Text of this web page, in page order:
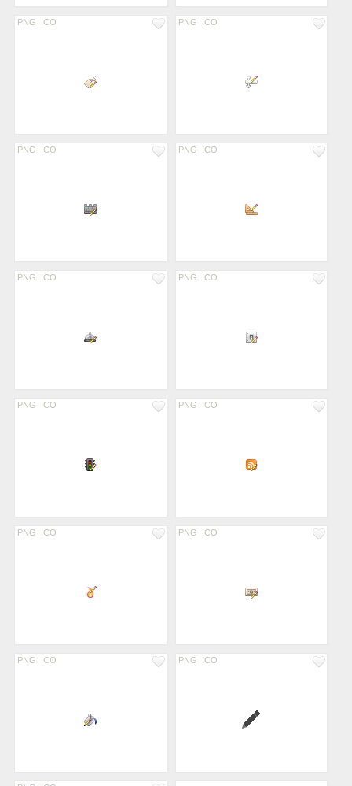
PNG ICO PNG ICO
PNG ICO PNG ICO
PNG ICO PNG ICO
PNG ICO PNG ICO
PNG ICO PNG ICO
PNG ICO PNG ICO